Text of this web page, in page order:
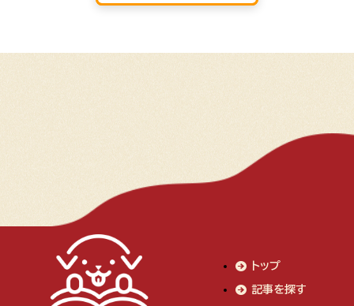
トップ
記事を探す